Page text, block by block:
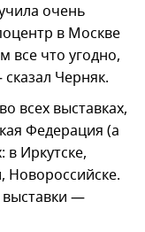
очень
в Москве
все что угодно,
Черняк.
всех выставках,
Федерация (а
в Иркутске,
Новороссийске.
—